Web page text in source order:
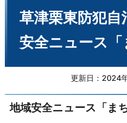
草津栗東防犯
安全ニュース「
更新日：2024
地域安全ニュース「ま